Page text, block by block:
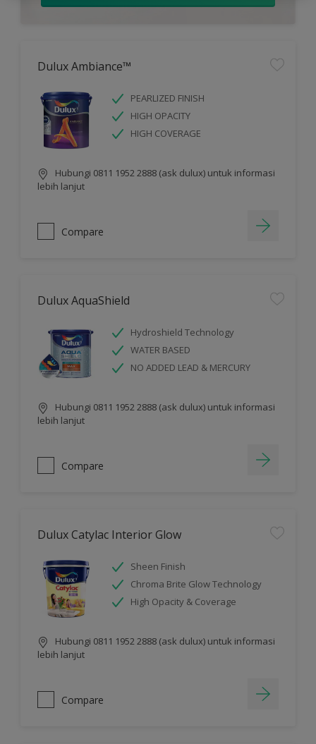
Dulux Ambiance™
PEARLIZED FINISH
HIGH OPACITY
HIGH COVERAGE
Hubungi 0811 1952 2888 (ask dulux) untuk informasi
lebih lanjut
Compare
Dulux AquaShield
Hydroshield Technology
WATER BASED
NO ADDED LEAD & MERCURY
Hubungi 0811 1952 2888 (ask dulux) untuk informasi
lebih lanjut
Compare
Dulux Catylac Interior Glow
Sheen Finish
Chroma Brite Glow Technology
High Opacity & Coverage
Hubungi 0811 1952 2888 (ask dulux) untuk informasi
lebih lanjut
Compare